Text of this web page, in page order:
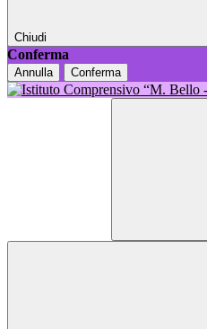
Chiudi
Conferma
Annulla Conferma